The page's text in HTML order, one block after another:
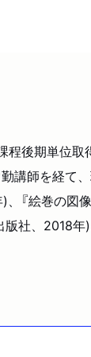
後期単位
講師を経て
『絵巻の図
社、2018